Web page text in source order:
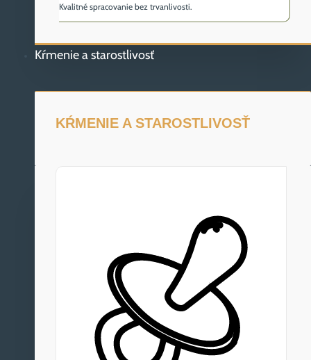
Kvalitné spracovanie bez trvanlivosti.
Kŕmenie a starostlivosť
KŔMENIE A STAROSTLIVOSŤ